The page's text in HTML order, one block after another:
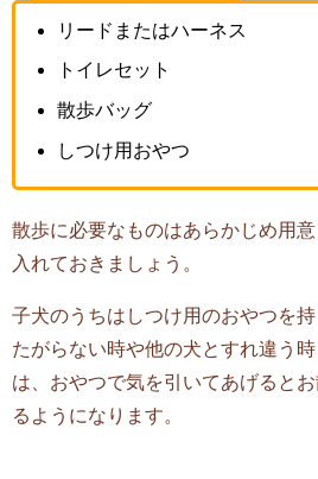
リードまたはハーネス
トイレセット
散歩バッグ
しつけ用おやつ
散歩に必要なものはあらかじめ用
入れておきましょう。
子犬のうちはしつけ用のおやつを
たがらない時や他の犬とすれ違う
は、おやつで気を引いてあげると
るようになります。